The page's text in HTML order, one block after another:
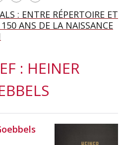
À SALZBOURG, UNE
PAR ROMEO
PASCAL
: ENTRE RÉPERTOIRE ET
ANS DE LA NAISSANCE
ANNIVERSAIRE DU RING
L’IA
CENTIÈME
MES PARENTS AVAIENT
CISELÉ »
: HEINER